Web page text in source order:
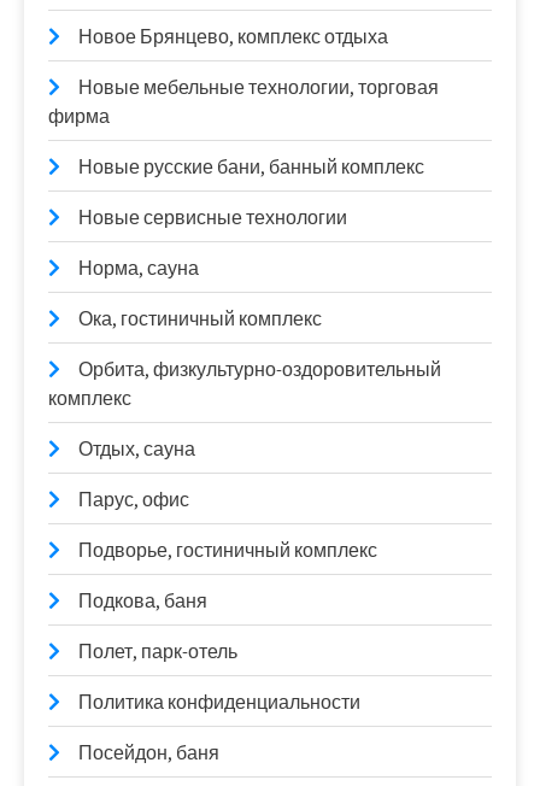
Новое Брянцево, комплекс отдыха
Новые мебельные технологии, торговая
фирма
Новые русские бани, банный комплекс
Новые сервисные технологии
Норма, сауна
Ока, гостиничный комплекс
Орбита, физкультурно-оздоровительный
комплекс
Отдых, сауна
Парус, офис
Подворье, гостиничный комплекс
Подкова, баня
Полет, парк-отель
Политика конфиденциальности
Посейдон, баня